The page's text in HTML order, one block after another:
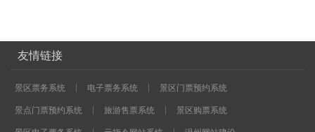
友情链接
景区票务系统 电子票务系统
景区门票预约系统
景点门票预约系统
旅游售票系统
景区购票系统